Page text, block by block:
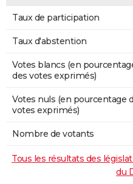
Taux de participation
Taux d'abstention
Votes blancs (en
des votes exprimés)
Votes nuls (en pourcentage
votes exprimés)
Nombre de votants
Tous les résultats des
du